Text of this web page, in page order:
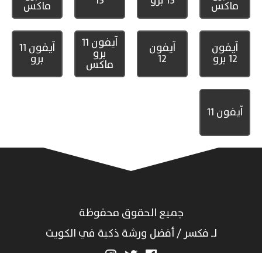
ماكس ماكس
آيفون
12 برو
آيفون
12
آيفون 11
برو
ماكس
آيفون 11
برو
آيفون 11
جميع الحقوق محفوظة
لـ فكسر / أفضل ورشة ذكية في الكويت